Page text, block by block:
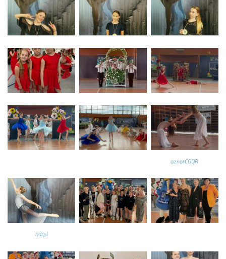
oznorCOQR
hdrpl